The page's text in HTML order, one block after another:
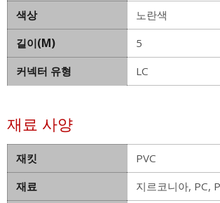
색상
노란색
길이(M)
5
커넥터 유형
LC
재료 사양
재킷
PVC
재료
지르코니아, PC,